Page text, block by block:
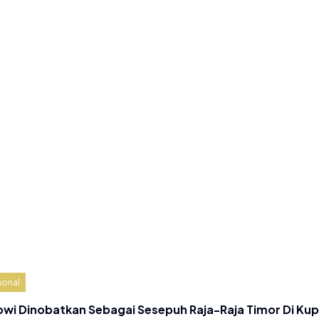
Dinobatkan Sebagai Sesepuh Raja-Raja Timor Di